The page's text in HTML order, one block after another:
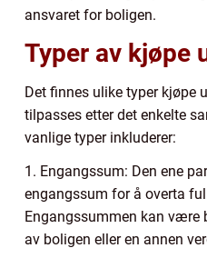
ansvaret for boligen.
Typer av kjøpe
Det finnes ulike typer kjøpe
tilpasses etter det enkelte
vanlige typer inkluderer:
1. Engangssum: Den ene
engangssum for å overta
Engangssummen kan være
av boligen eller en annen